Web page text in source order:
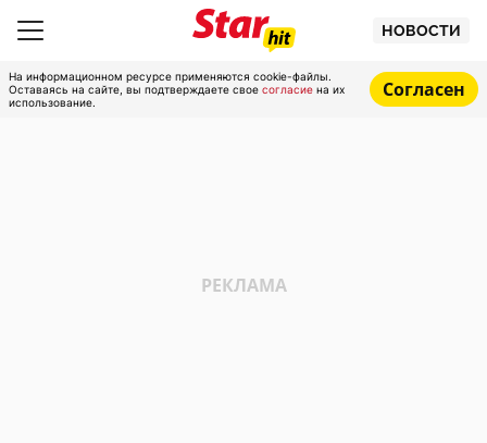
НОВОСТИ
На информационном ресурсе применяются cookie-файлы.
Оставаясь на сайте, вы подтверждаете свое согласие на их
использование.
Согласен